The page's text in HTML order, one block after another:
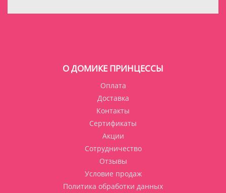
О ДОМИКЕ ПРИНЦЕССЫ
Оплата
Доставка
Контакты
Сертификаты
Акции
Сотрудничество
Отзывы
Условие продаж
Политика обработки данных